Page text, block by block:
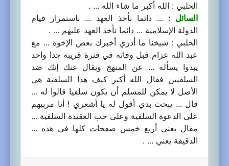
الحلبي : الله أكبر ما شاء الله ... .
السائل : ... دائما نأخذ العهد ... باستمرار قيام
الدولة الإسلامية ... دائما نأخذ العهد عليهم ... .
الحلبي : شيخنا ما أدري أخبرك بعض الإخوة ... مع
عبد الله عزام قبل وفاته في فترة قريبة جدا واحد
يبدوا يسأله ... عن المنهج ويقال عنك إنك ضد
السلفيين فقال الله أكبر كيف هذا السلفية هي
الأصل لا يمكن للمسلم أن يكون سلفيا قالوا له ...
قال ... يبحث بدي أقول له يا أشعري ! أنا مربيهم
على الدعوة السلفية وعلى حب العقيدة السلفية ...
مقال يعني أربع خمس صفحات كلها في هذه ...
الدقيقة يعني ... .